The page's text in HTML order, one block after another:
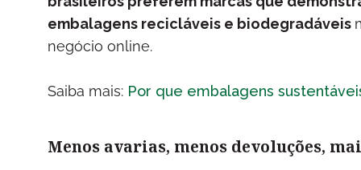
embalagens recicláveis e biodegradáveis
negócio online.
Saiba mais: Por que embalagens
Menos avarias, menos devoluções,